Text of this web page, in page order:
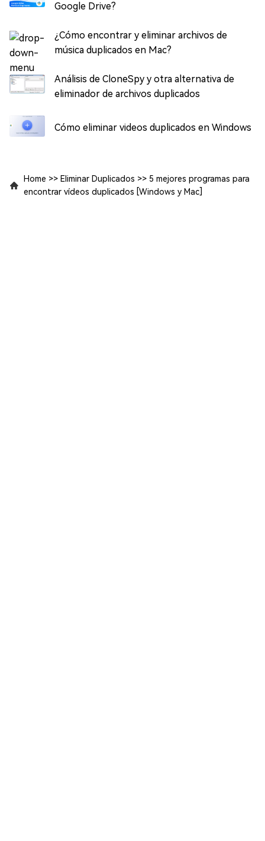
Google Drive?
¿Cómo encontrar y eliminar archivos de
música duplicados en Mac?
Análisis de CloneSpy y otra alternativa de
eliminador de archivos duplicados
Cómo eliminar videos duplicados en Windows
Home >> Eliminar Duplicados >> 5 mejores programas para
encontrar vídeos duplicados [Windows y Mac]